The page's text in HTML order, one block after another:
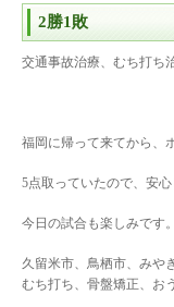
2勝1敗
交通事故治療、むち打ち
福岡に帰って来てから、
5点取っていたので、安心
今日の試合も楽しみです。
久留米市、鳥栖市、みや
むち打ち、骨盤矯正、お